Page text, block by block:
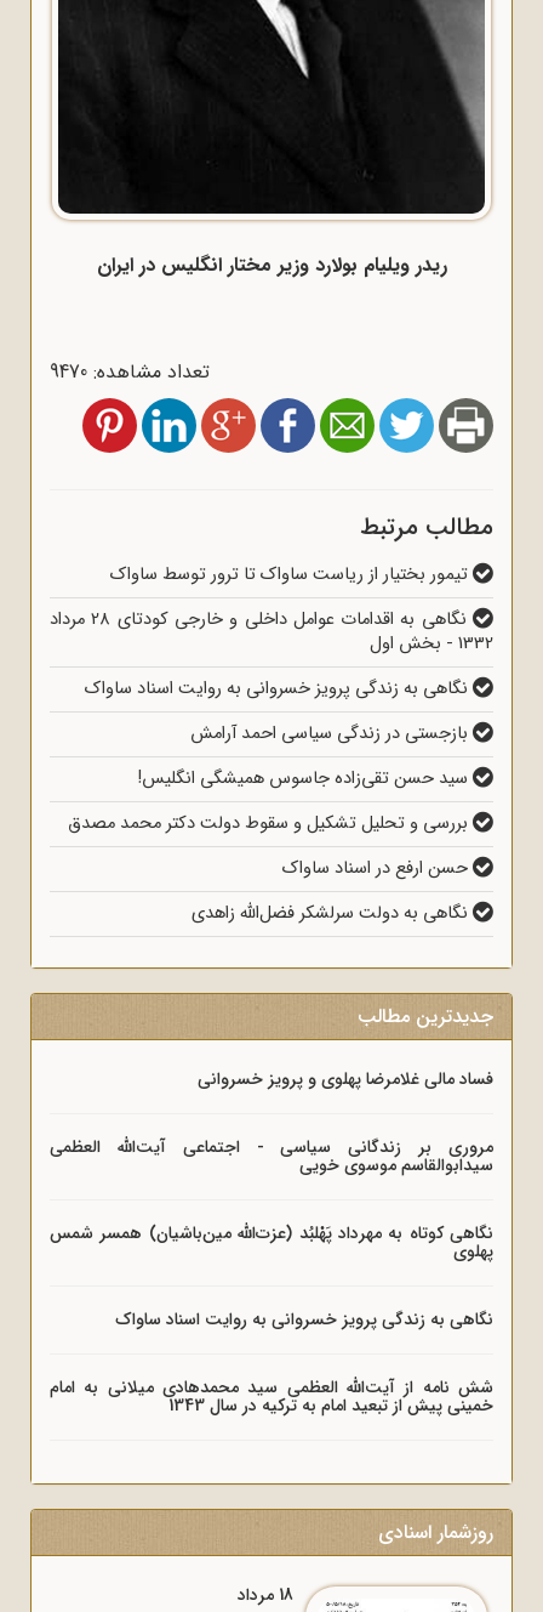
ریدر ویلیام بولارد وزیر مختار انگلیس در ایران
تعداد مشاهده: 9470
مطالب مرتبط
تیمور بختیار از ریاست ساواک تا ترور توسط ساواک
نگاهی به اقدامات عوامل داخلی و خارجی کودتای 28 مرداد
1332 - بخش اول
نگاهی به زندگی پرویز خسروانی به روایت اسناد ساواک
بازجستی در زندگی سیاسی احمد آرامش
سید حسن تقی‌زاده جاسوس همیشگی انگلیس!
بررسی و تحلیل تشکیل و سقوط دولت دکتر محمد مصدق
حسن ارفع در اسناد ساواک
نگاهی به دولت سرلشکر فضل‌الله زاهدی
جدیدترین مطالب
فساد مالی غلامرضا پهلوی و پرویز خسروانی
مروری بر زندگانی سیاسی - اجتماعی آیت‌الله العظمی
سیدابوالقاسم موسوی خویی
نگاهی کوتاه به مهرداد پَهْلبُد (عزت‌الله مین‌باشیان) همسر شمس
پهلوی
نگاهی به زندگی پرویز خسروانی به روایت اسناد ساواک
شش نامه از آیت‌الله العظمی سید محمدهادی میلانی به امام
خمینی پیش از تبعید امام به ترکیه در سال 1343
روزشمار اسنادی
18 مرداد